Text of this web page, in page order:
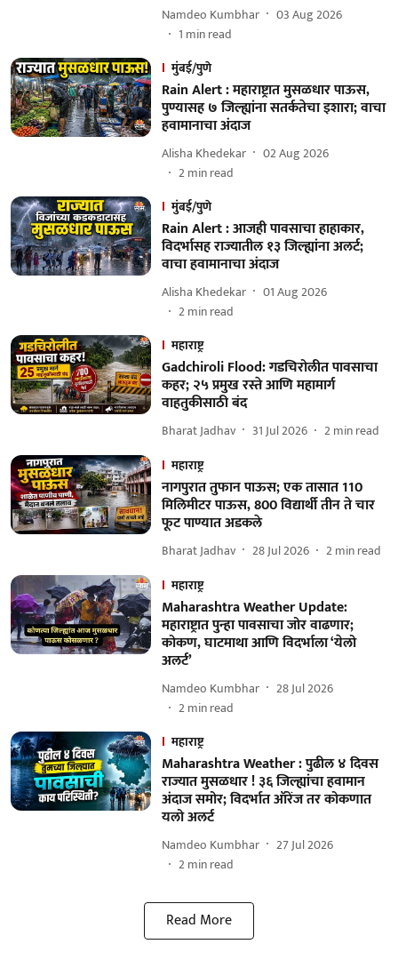
Namdeo Kumbhar
03 Aug 2026
1 min read
मुंबई/पुणे
Rain Alert : महाराष्ट्रात मुसळधार पाऊस,
पुण्यासह ७ जिल्ह्यांना सतर्कतेचा इशारा; वाचा
हवामानाचा अंदाज
Alisha Khedekar
02 Aug 2026
2min read
मुंबई/पुणे
Rain Alert : आजही पावसाचा हाहाकार,
विदर्भासह राज्यातील १३ जिल्ह्यांना अलर्ट;
वाचा हवामानाचा अंदाज
Alisha Khedekar
01 Aug 2026
2min read
महाराष्ट्र
Gadchiroli Flood: गडचिरोलीत पावसाचा
कहर; २५ प्रमुख रस्ते आणि महामार्ग
वाहतुकीसाठी बंद
Bharat Jadhav 31 Jul 2026 2min read
महाराष्ट्र
नागपुरात तुफान पाऊस; एक तासात 110
मिलिमीटर पाऊस, 800 विद्यार्थी तीन ते चार
फूट पाण्यात अडकले
Bharat Jadhav 28 Jul 2026 2min read
महाराष्ट्र
Maharashtra Weather Update:
महाराष्ट्रात पुन्हा पावसाचा जोर वाढणार;
कोकण, घाटमाथा आणि विदर्भाला ‘येलो
अलर्ट’
Namdeo Kumbhar
28 Jul 2026
2min read
महाराष्ट्र
Maharashtra Weather : पुढील ४ दिवस
राज्यात मुसळधार ! ३६ जिल्ह्यांचा हवामान
अंदाज समोर; विदर्भात ऑरेंज तर कोकणात
यलो अलर्ट
Namdeo Kumbhar
27 Jul 2026
2min read
Read More